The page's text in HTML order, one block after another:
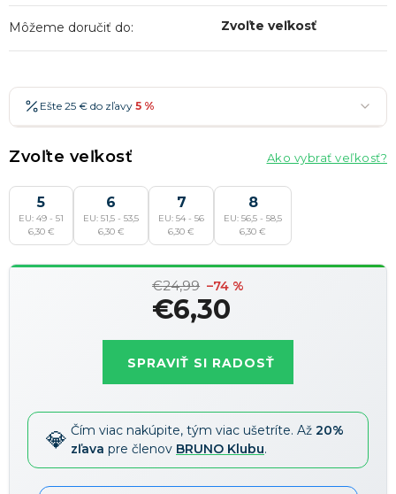
Môžeme doručiť do: Zvoľte veľkosť
Ešte 25 € do zľavy 5 %
47 € -10 %
58 € -15 %
Zvoľte veľkosť Ako vybrať veľkosť?
5
EU: 49 - 51
6,30 €
6
EU: 51,5 - 53,5
6,30 €
7
EU: 54 - 56
6,30 €
8
EU: 56,5 - 58,5
6,30 €
€24,99 –74 %
€6,30
SPRAVIŤ SI RADOSŤ
Čím viac nakúpite, tým viac ušetríte. Až 20%
zľava pre členov BRUNO Klubu.